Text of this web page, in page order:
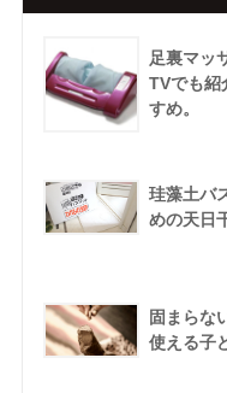
足裏マッ
TVでも紹
すめ。
珪藻土バ
めの天日
固まらな
使える子